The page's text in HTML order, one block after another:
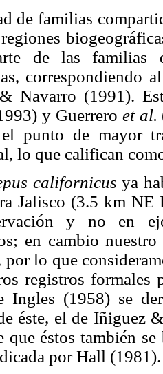
de familias
de las familias
correspondiendo
Navarro (1991).
y Guerrero et al.
punto de mayor
lo que califican
californicus ya
Jalisco (3.5 km NE
y no en
en cambio
por lo que
registros formales
Ingles (1958) se
éste, el de Iñiguez
que éstos también
por Hall (1981).